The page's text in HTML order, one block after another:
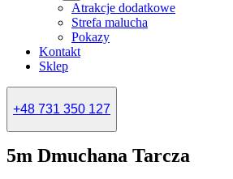
Atrakcje dodatkowe
Strefa malucha
Pokazy
Kontakt
Sklep
+48 731 350 127
5m Dmuchana Tarcza